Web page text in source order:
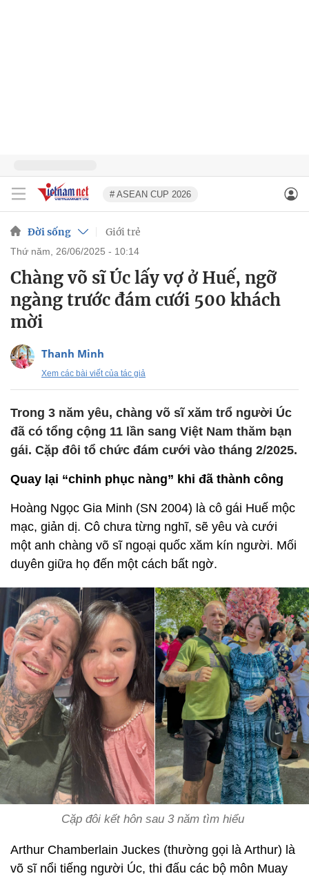
# ASEAN CUP 2026
Đời sống Giới trẻ
thứ năm, 26/06/2025 - 10:14
Chàng võ sĩ Úc lấy vợ ở Huế, ngỡ
ngàng trước đám cưới 500 khách
mời
Thanh Minh
Xem các bài viết của tác giả
Trong 3 năm yêu, chàng võ sĩ xăm trổ người Úc
đã có tổng cộng 11 lần sang Việt Nam thăm bạn
gái. Cặp đôi tổ chức đám cưới vào tháng 2/2025.
Quay lại “chinh phục nàng” khi đã thành công
Hoàng Ngọc Gia Minh (SN 2004) là cô gái Huế mộc
mạc, giản dị. Cô chưa từng nghĩ, sẽ yêu và cưới
một anh chàng võ sĩ ngoại quốc xăm kín người. Mối
duyên giữa họ đến một cách bất ngờ.
Cặp đôi kết hôn sau 3 năm tìm hiểu
Arthur Chamberlain Juckes (thường gọi là Arthur) là
võ sĩ nổi tiếng người Úc, thi đấu các bộ môn Muay